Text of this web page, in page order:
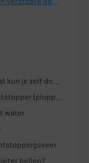
(plopper)
water
bellen?